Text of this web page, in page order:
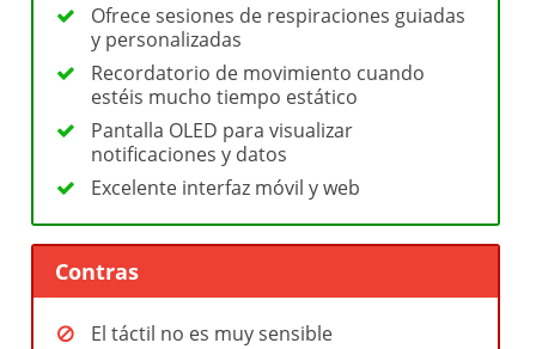
Ofrece sesiones de respiraciones guiadas
y personalizadas
Recordatorio de movimiento cuando
estéis mucho tiempo estático
Pantalla OLED para visualizar
notificaciones y datos
Excelente interfaz móvil y web
Contras
El táctil no es muy sensible